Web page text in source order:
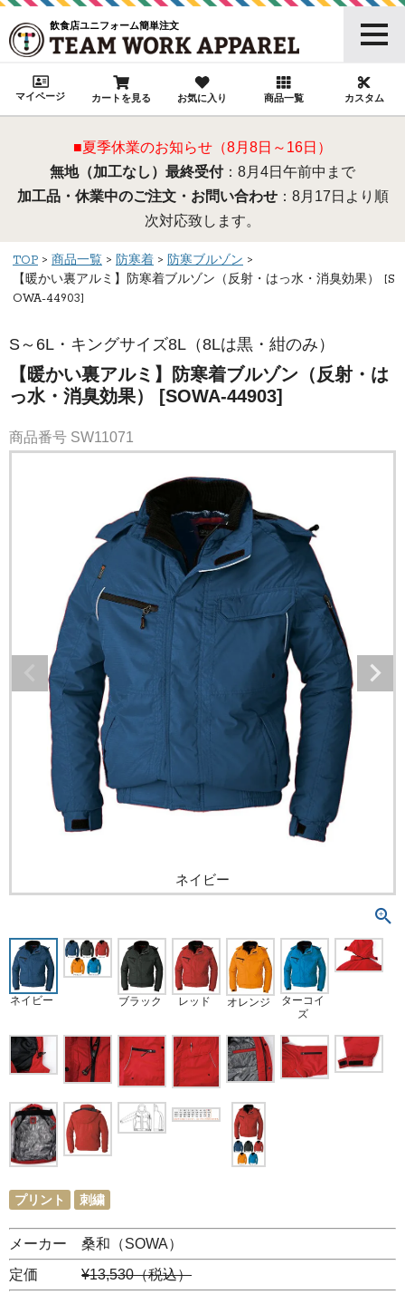
飲食店ユニフォーム簡単注文
マイページ カートを見る お気に入り 商品一覧 カスタム
■夏季休業のお知らせ（8月8日～16日）
無地（加工なし）最終受付：8月4日午前中まで
加工品・休業中のご注文・お問い合わせ：8月17日より順
次対応致します。
TOP 商品一覧 防寒着
防寒ブルゾン
【暖かい裏アルミ】防寒着ブルゾン（反射・はっ水・消臭効果） [S
OWA-44903]
S～6L・キングサイズ8L（8Lは黒・紺のみ）
【暖かい裏アルミ】防寒着ブルゾン（反射・は
っ水・消臭効果） [SOWA-44903]
商品番号 SW11071
ネイビー
ネイビー ブラック レッド オレンジ
ターコイ
ズ
プリント 刺繍
メーカー 桑和（SOWA）
定価 ¥13,530（税込）